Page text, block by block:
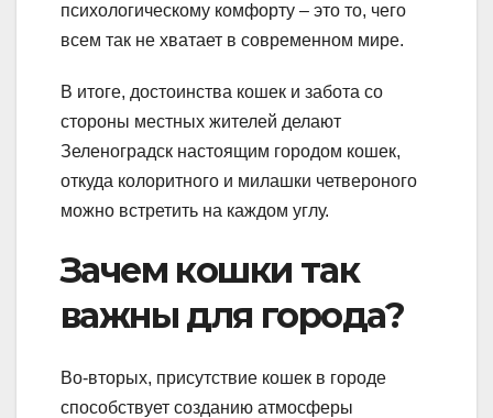
психологическому комфорту – это то, чего
всем так не хватает в современном мире.
В итоге, достоинства кошек и забота со
стороны местных жителей делают
Зеленоградск настоящим городом кошек,
откуда колоритного и милашки четвероного
можно встретить на каждом углу.
Зачем кошки так
важны для города?
Во-вторых, присутствие кошек в городе
способствует созданию атмосферы